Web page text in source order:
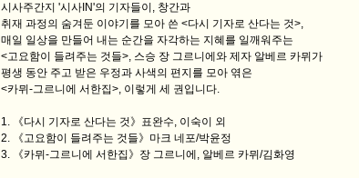
시사주간지 '시사IN'의 기자들이, 창간과
취재 과정의 숨겨둔 이야기를 모아 쓴 <다시 기자로 산다는 것>,
매일 일상을 만들어 내는 순간을 자각하는 지혜를 일깨워주는
<고요함이 들려주는 것들>, 스승 장 그르니에와 제자 알베르 카뮈가
평생 동안 주고 받은 우정과 사색의 편지를 모아 엮은
<카뮈-그르니에 서한집>, 이렇게 세 권입니다.
1. 《다시 기자로 산다는 것》표완수, 이숙이 외
2. 《고요함이 들려주는 것들》마크 네포/박윤정
3. 《카뮈-그르니에 서한집》장 그르니에, 알베르 카뮈/김화영